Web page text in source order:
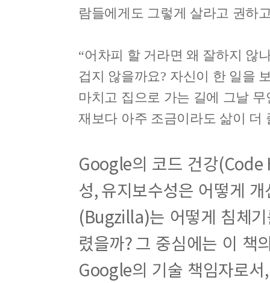
람들에게도 그렇게 살라고 권하
“어차피 할 거라면 왜 잘하지 않
겁지 않을까요? 자신이 한 일을
마치고 집으로 가는 길에 그날
재보다 아주 조금이라도 삶이 더
Google의 코드 건강
성,유지보수성은 어떻게
(Bugzilla)는 어떻게 침체
렸을까?그 중심에는 이 책
Google의 기술 책임자로서